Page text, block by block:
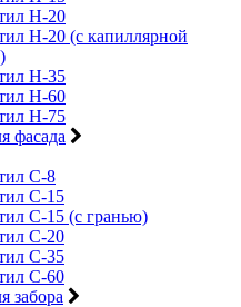
Н-20
Н-20 (с капиллярной
Н-35
Н-60
Н-75
фасада
С-8
С-15
С-15 (с гранью)
С-20
С-35
С-60
забора